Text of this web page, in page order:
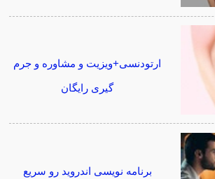
ارتودنسی+ویزیت و مشاوره و جرم
گیری رایگان
برنامه نویسی اندروید رو سریع